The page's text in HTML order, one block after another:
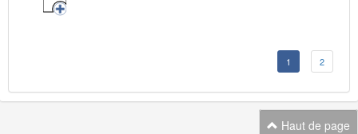
1 2
Haut de page